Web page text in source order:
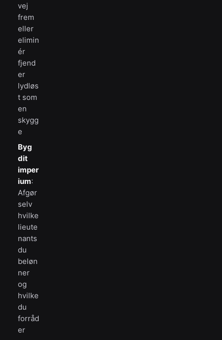
vej
frem
eller
elimin
ér
fjend
er
lydløs
t som
en
skygg
e
Byg
dit
imper
ium:
Afgør
selv
hvilke
lieute
nants
du
beløn
ner
og
hvilke
du
forråd
er